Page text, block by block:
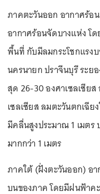
ภาคตะวันออก อากาศร้อ
อากาศร้อนจัดบางแห่ง โ
พื้นที่ กับมีลมกระโชกแรง
นครนายก ปราจีนบุรี ระ
สุด 26-30 องศาเซลเซีย
เซลเซียส ลมตะวันตกเฉีย
มีคลื่นสูงประมาณ 1 เมต
มากกว่า 1 เมตร
ภาคใต้ (ฝั่งตะวันออก) อ
บนของภาค โดยมีฝนฟ้าค